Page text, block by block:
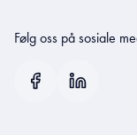
Følg oss på sosiale